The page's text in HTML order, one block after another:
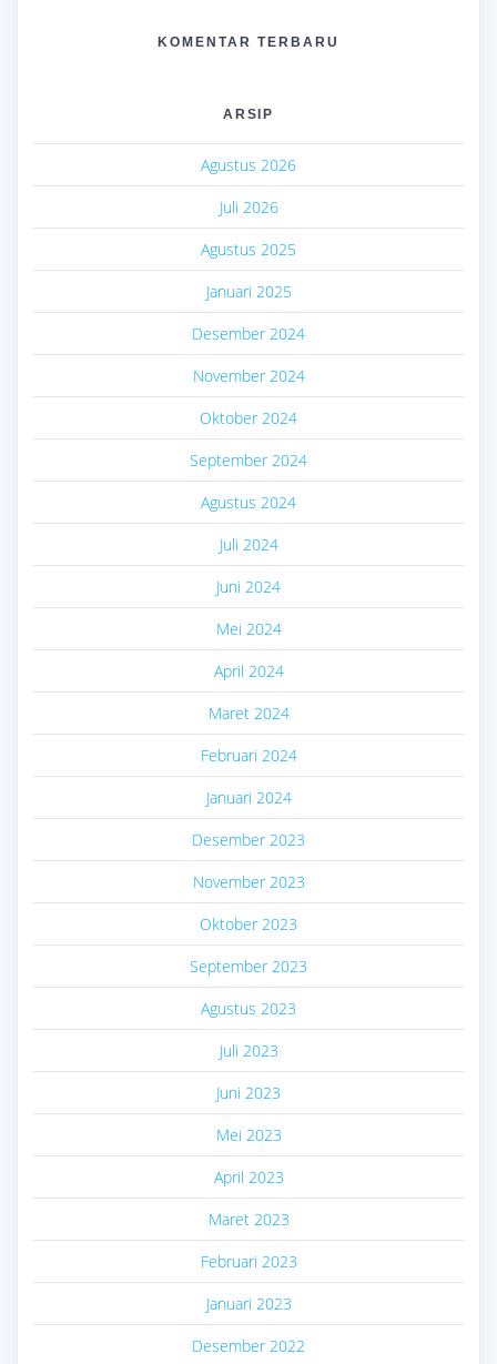
KOMENTAR TERBARU
ARSIP
Agustus 2026
Juli 2026
Agustus 2025
Januari 2025
Desember 2024
November 2024
Oktober 2024
September 2024
Agustus 2024
Juli 2024
Juni 2024
Mei 2024
April 2024
Maret 2024
Februari 2024
Januari 2024
Desember 2023
November 2023
Oktober 2023
September 2023
Agustus 2023
Juli 2023
Juni 2023
Mei 2023
April 2023
Maret 2023
Februari 2023
Januari 2023
Desember 2022